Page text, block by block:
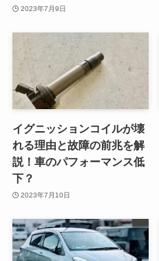
2023年7月9日
イグニッションコイルが壊
れる理由と故障の前兆を解
説！車のパフォーマンス低
下？
2023年7月10日